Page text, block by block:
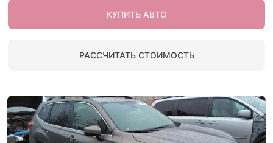
КУПИТЬ АВТО
РАССЧИТАТЬ СТОИМОСТЬ